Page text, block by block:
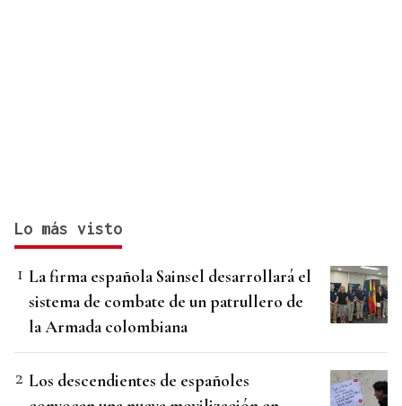
Lo más visto
La firma española Sainsel desarrollará el
sistema de combate de un patrullero de
la Armada colombiana
Los descendientes de españoles